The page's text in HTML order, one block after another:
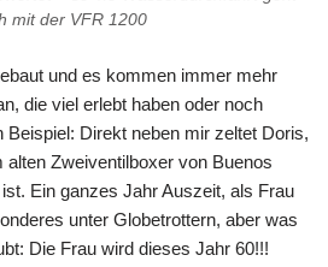
mit der VFR 1200
und es kommen immer mehr
die viel erlebt haben oder noch
Beispiel: Direkt neben mir zeltet Doris,
Zweiventilboxer von Buenos
Ein ganzes Jahr Auszeit, als Frau
unter Globetrottern, aber was
Die Frau wird dieses Jahr 60!!!